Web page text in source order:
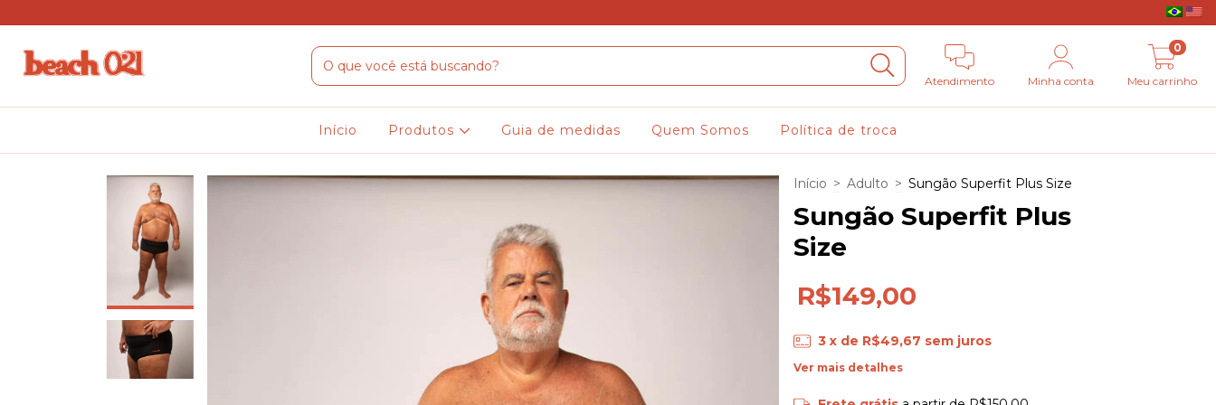
Atendimento Minha conta Meu carrinho
0
Início Produtos Guia de medidas Quem Somos Política de troca
Início > Adulto > Sungão Superfit Plus Size
Sungão Superfit Plus
Size
R$149,00
3 x de R$49,67 sem juros
Ver mais detalhes